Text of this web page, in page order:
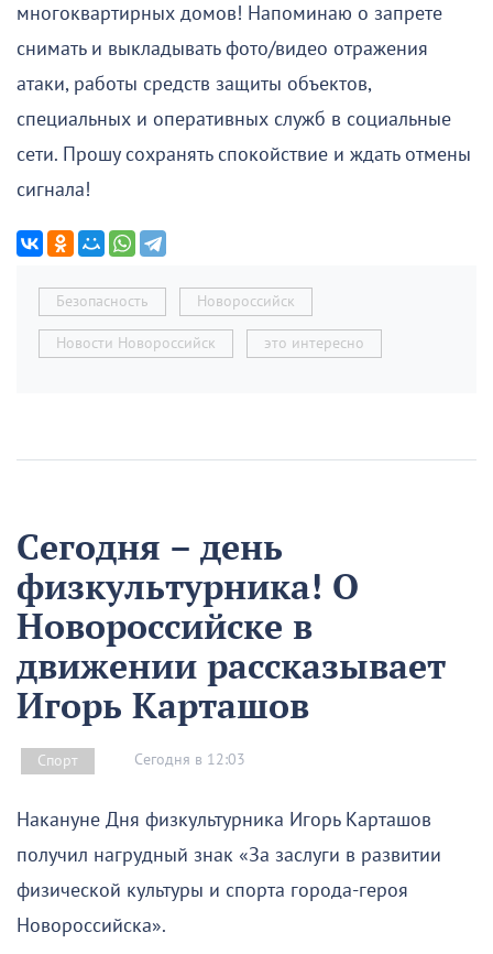
многоквартирных домов! Напоминаю о запрете
снимать и выкладывать фото/видео отражения
атаки, работы средств защиты объектов,
специальных и оперативных служб в социальные
сети. Прошу сохранять спокойствие и ждать отмены
сигнала!
Безопасность Новороссийск
Новости Новороссийск это интересно
Сегодня – день
физкультурника! О
Новороссийске в
движении рассказывает
Игорь Карташов
Спорт Сегодня в 12:03
Накануне Дня физкультурника Игорь Карташов
получил нагрудный знак «За заслуги в развитии
физической культуры и спорта города-героя
Новороссийска».